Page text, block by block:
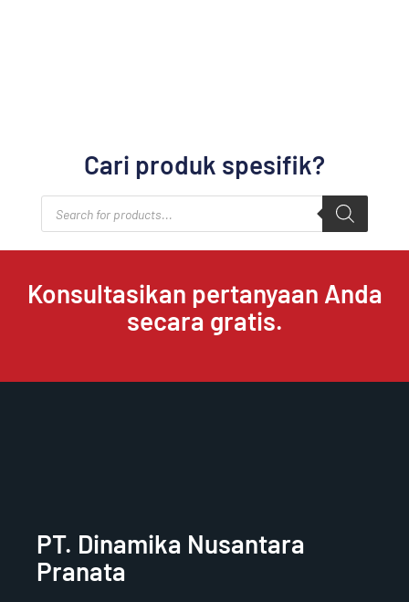
Cari produk spesifik?
Products
search
Konsultasikan pertanyaan Anda
secara gratis.
PT. Dinamika Nusantara
Pranata